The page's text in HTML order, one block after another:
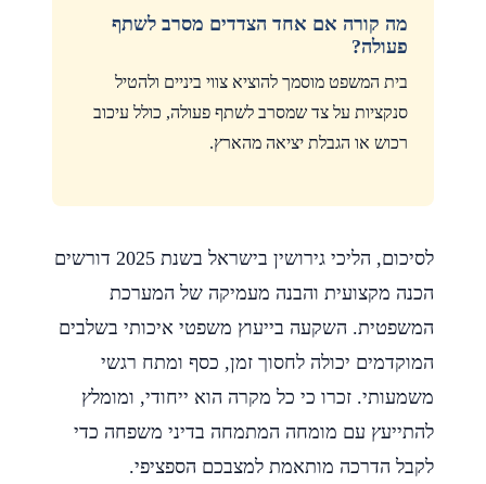
מה קורה אם אחד הצדדים מסרב לשתף
פעולה?
בית המשפט מוסמך להוציא צווי ביניים ולהטיל
סנקציות על צד שמסרב לשתף פעולה, כולל עיכוב
רכוש או הגבלת יציאה מהארץ.
לסיכום, הליכי גירושין בישראל בשנת 2025 דורשים
הכנה מקצועית והבנה מעמיקה של המערכת
המשפטית. השקעה בייעוץ משפטי איכותי בשלבים
המוקדמים יכולה לחסוך זמן, כסף ומתח רגשי
משמעותי. זכרו כי כל מקרה הוא ייחודי, ומומלץ
להתייעץ עם מומחה המתמחה בדיני משפחה כדי
לקבל הדרכה מותאמת למצבכם הספציפי.